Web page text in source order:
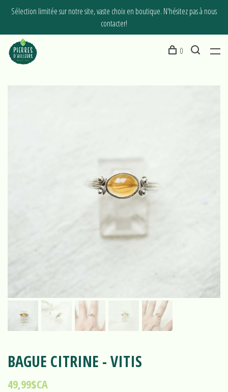
Sélection limitée sur notre site, vaste choix en boutique. N'hésitez pas à nous
contacter!
0
BAGUE CITRINE - VITIS
49,99$CA